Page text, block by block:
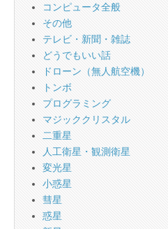
コンピュータ全般
その他
テレビ・新聞・雑誌
どうでもいい話
ドローン（無人航空機）
トンボ
プログラミング
マジッククリスタル
二重星
人工衛星・観測衛星
変光星
小惑星
彗星
惑星